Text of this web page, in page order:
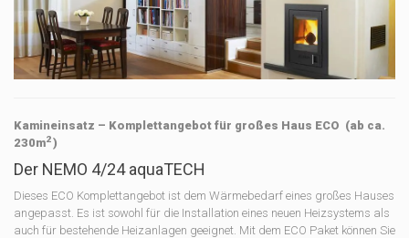
Kamineinsatz – Komplettangebot für großes Haus ECO (ab ca.
230m2)
Der NEMO 4/24 aquaTECH
Dieses ECO Komplettangebot ist dem Wärmebedarf eines großes Hauses
angepasst. Es ist sowohl für die Installation eines neuen Heizsystems als
auch für bestehende Heizanlagen geeignet. Mit dem ECO Paket können Sie